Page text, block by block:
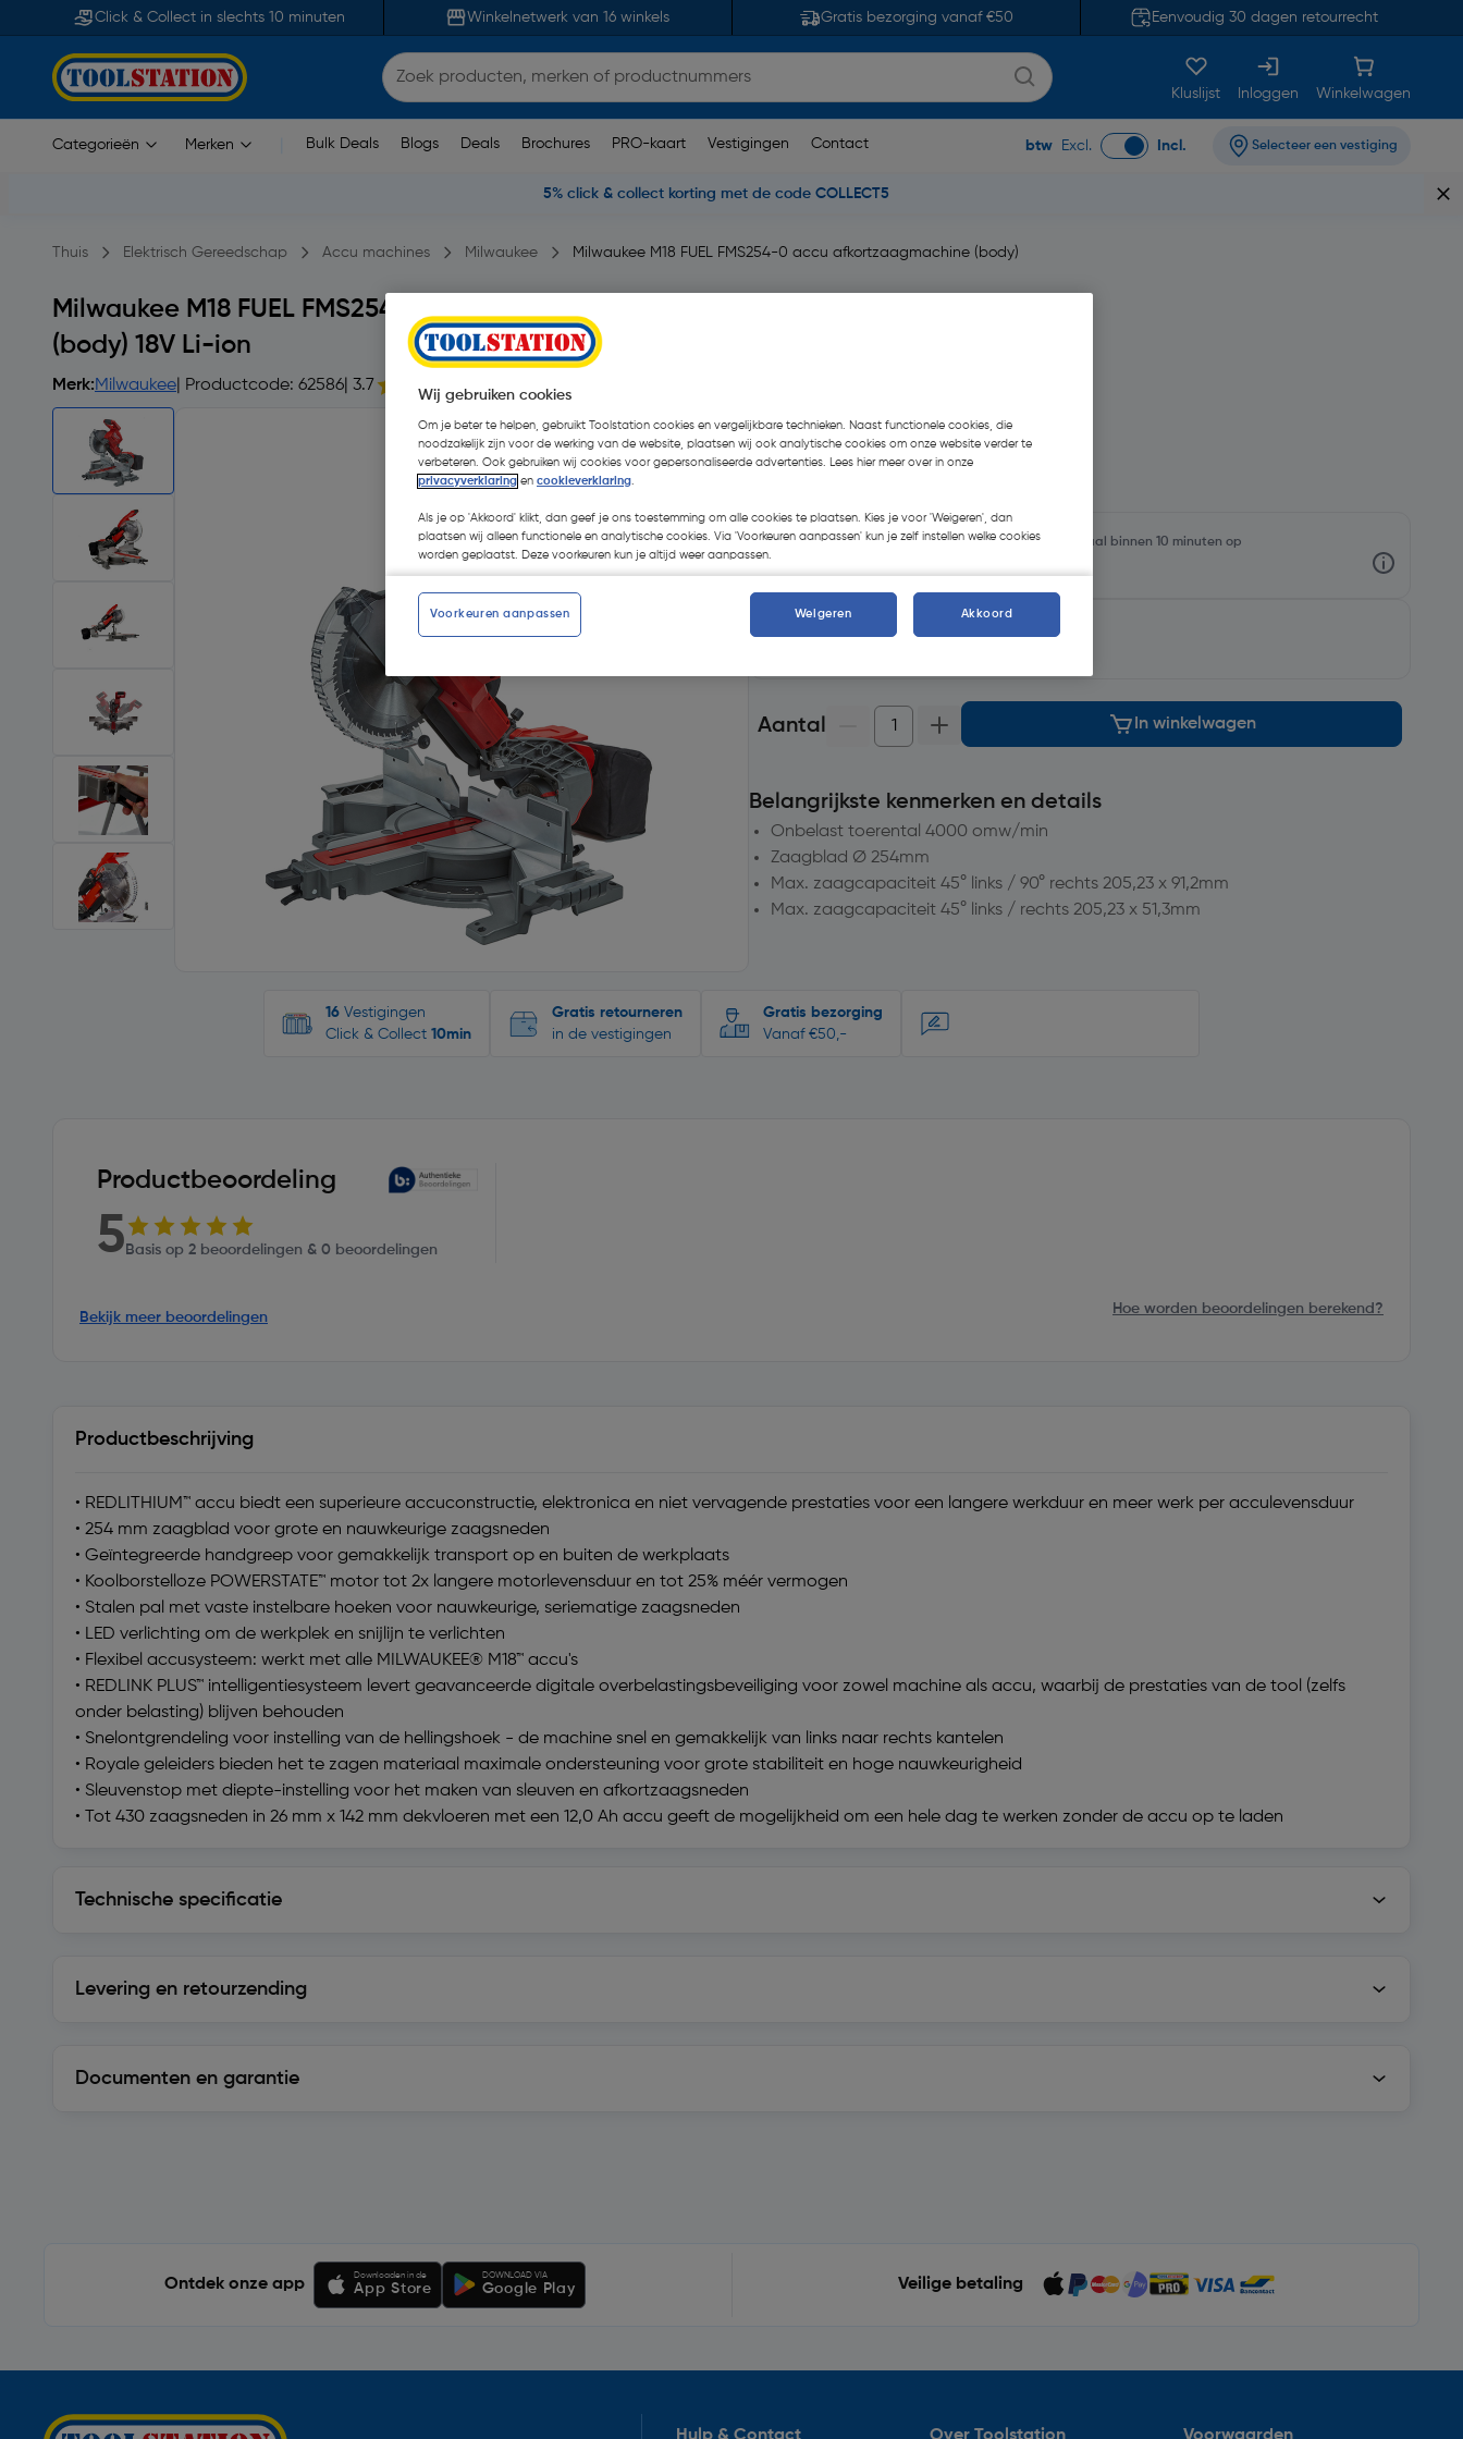
Click & Collect in slechts 10 minuten Winkelnetwerk van 16 winkels Gratis bezorging vanaf €50 Eenvoudig 30 dagen retourrecht
Kluslijst Inloggen Winkelwagen
Categorieën Merken Bulk Deals Blogs Deals Brochures PRO-kaart Vestigingen Contact btw Excl. Incl. Selecteer een vestiging
5% click & collect korting met de code COLLECT5
Thuis Elektrisch Gereedschap Accu machines Milwaukee Milwaukee M18 FUEL FMS254-0 accu afkortzaagmachine (body)
Milwaukee M18 FUEL FMS254-0 accu afkortzaagmachine
(body) 18V Li-ion
Merk:Milwaukee | Productcode: 62586 | 3.7 2 beoordelingen
€ 746,39| Excl. btw € 616,85
Selecteer winkel - Bekijk voorraadniveaus en haal binnen 10 minuten op
Aantal In winkelwagen
Belangrijkste kenmerken en details
Onbelast toerental 4000 omw/min
Zaagblad Ø 254mm
Max. zaagcapaciteit 45° links / 90° rechts 205,23 x 91,2mm
Max. zaagcapaciteit 45° links / rechts 205,23 x 51,3mm
16 Vestigingen
Click & Collect 10min
Gratis retourneren
in de vestigingen
Gratis bezorging
Vanaf €50,-
Productbeoordeling
5 Basis op 2 beoordelingen & 0 beoordelingen
Bekijk meer beoordelingen
Hoe worden beoordelingen berekend?
Productbeschrijving
• REDLITHIUM™ accu biedt een superieure accuconstructie, elektronica en niet vervagende prestaties voor een langere werkduur en meer werk per acculevensduur
• 254 mm zaagblad voor grote en nauwkeurige zaagsneden
• Geïntegreerde handgreep voor gemakkelijk transport op en buiten de werkplaats
• Koolborstelloze POWERSTATE™ motor tot 2x langere motorlevensduur en tot 25% méér vermogen
• Stalen pal met vaste instelbare hoeken voor nauwkeurige, seriematige zaagsneden
• LED verlichting om de werkplek en snijlijn te verlichten
• Flexibel accusysteem: werkt met alle MILWAUKEE® M18™ accu's
• REDLINK PLUS™ intelligentiesysteem levert geavanceerde digitale overbelastingsbeveiliging voor zowel machine als accu, waarbij de prestaties van de tool (zelfs
onder belasting) blijven behouden
• Snelontgrendeling voor instelling van de hellingshoek - de machine snel en gemakkelijk van links naar rechts kantelen
• Royale geleiders bieden het te zagen materiaal maximale ondersteuning voor grote stabiliteit en hoge nauwkeurigheid
• Sleuvenstop met diepte-instelling voor het maken van sleuven en afkortzaagsneden
• Tot 430 zaagsneden in 26 mm x 142 mm dekvloeren met een 12,0 Ah accu geeft de mogelijkheid om een hele dag te werken zonder de accu op te laden
Technische specificatie
Levering en retourzending
Documenten en garantie
Ontdek onze app
Downloaden in de
App Store
DOWNLOAD VIA
Google Play Veilige betaling
Hulp & Contact Over Toolstation Voorwaarden
Wij gebruiken cookies
Om je beter te helpen, gebruikt Toolstation cookies en vergelijkbare technieken. Naast functionele cookies, die
noodzakelijk zijn voor de werking van de website, plaatsen wij ook analytische cookies om onze website verder te
verbeteren. Ook gebruiken wij cookies voor gepersonaliseerde advertenties. Lees hier meer over in onze
privacyverklaring en cookieverklaring.
Als je op 'Akkoord' klikt, dan geef je ons toestemming om alle cookies te plaatsen. Kies je voor 'Weigeren', dan
plaatsen wij alleen functionele en analytische cookies. Via 'Voorkeuren aanpassen' kun je zelf instellen welke cookies
worden geplaatst. Deze voorkeuren kun je altijd weer aanpassen.
Voorkeuren aanpassen Weigeren Akkoord